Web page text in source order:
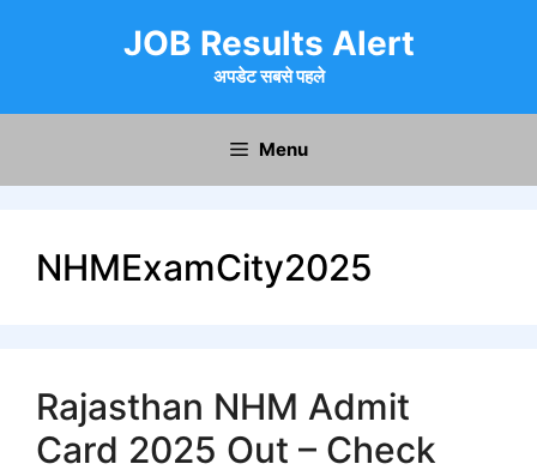
JOB Results Alert
अपडेट सबसे पहले
Menu
NHMExamCity2025
Rajasthan NHM Admit
Card 2025 Out – Check